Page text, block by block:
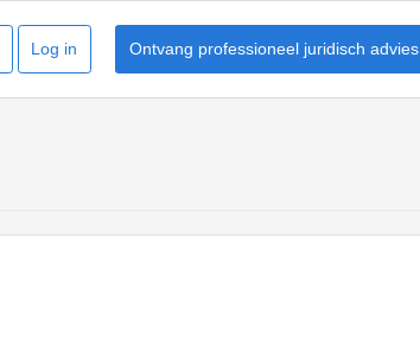
Ontvang professioneel juridisch advies
Log in